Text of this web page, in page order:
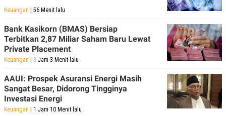
Keuangan | 56 Menit lalu
Bank Kasikorn (BMAS) Bersiap
Terbitkan 2,87 Miliar Saham Baru Lewat
Private Placement
Keuangan | 1 Jam 3 Menit lalu
AAUI: Prospek Asuransi Energi Masih
Sangat Besar, Didorong Tingginya
Investasi Energi
Keuangan | 1 Jam 10 Menit lalu